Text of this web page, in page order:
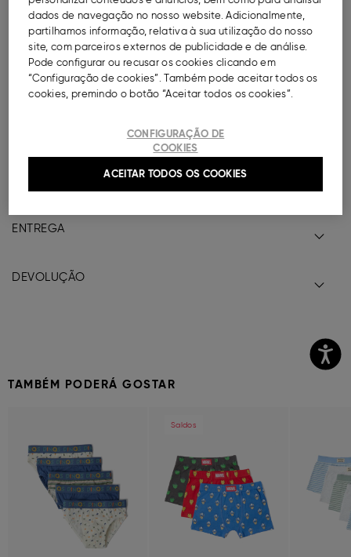
DESCRIÇÃO
Pack com três cuecas alusivas à personagem de
animação 'Homem-Aranha' da 'Marvel', para menino,
em 100% algodão. Cintura elástica.
000041143888003
COMPOSIÇÃO E CUIDADOS A TER
ENTREGA
DEVOLUÇÃO
TAMBÉM PODERÁ GOSTAR
Saldos
dados de navegação no nosso website. Adicionalmente,
partilhamos informação, relativa à sua utilização do nosso
site, com parceiros externos de publicidade e de análise.
Pode configurar ou recusar os cookies clicando em
“Configuração de cookies”. Também pode aceitar todos os
cookies, premindo o botão “Aceitar todos os cookies”.
CONFIGURAÇÃO DE
COOKIES
ACEITAR TODOS OS COOKIES